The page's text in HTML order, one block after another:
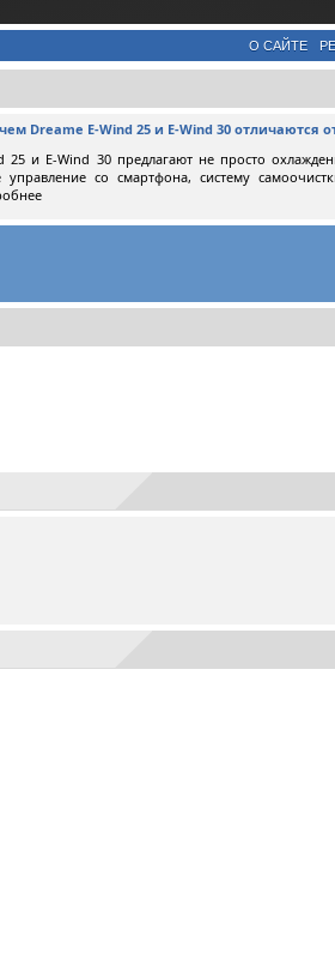
О САЙТЕ
Dreame E-Wind 25 и E-Wind 30 отличаются
25 и E-Wind 30 предлагают не просто
управление со смартфона, систему